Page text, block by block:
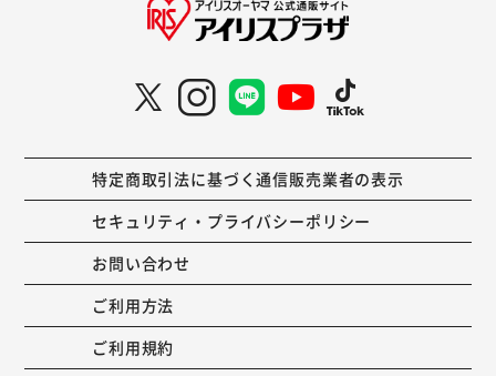
特定商取引法に基づく通信販売業者の表示
セキュリティ・プライバシーポリシー
お問い合わせ
ご利用方法
ご利用規約